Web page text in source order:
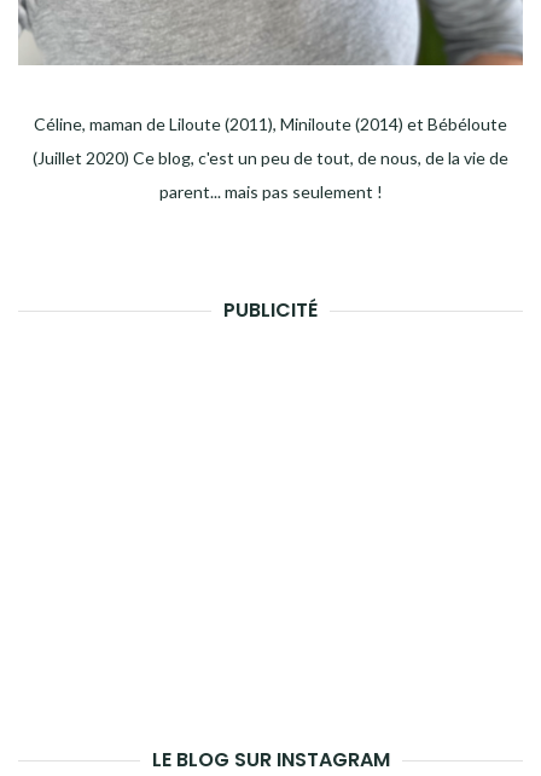
Céline, maman de Liloute (2011), Miniloute (2014) et Bébéloute
(Juillet 2020) Ce blog, c'est un peu de tout, de nous, de la vie de
parent... mais pas seulement !
PUBLICITÉ
LE BLOG SUR INSTAGRAM